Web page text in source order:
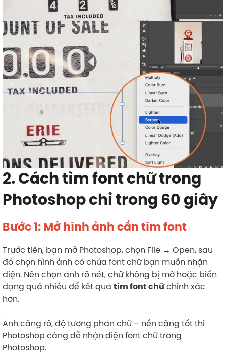
2. Cách tìm font chữ trong
Photoshop chỉ trong 60 giây
Bước 1: Mở hình ảnh cần tìm font
Trước tiên, bạn mở Photoshop, chọn File → Open, sau
đó chọn hình ảnh có chứa font chữ bạn muốn nhận
diện. Nên chọn ảnh rõ nét, chữ không bị mờ hoặc biến
dạng quá nhiều để kết quả tìm font chữchính xác
hơn.
Ảnh càng rõ, độ tương phản chữ – nền càng tốt thì
Photoshop càng dễ nhận diện font chữ trong
Photoshop.